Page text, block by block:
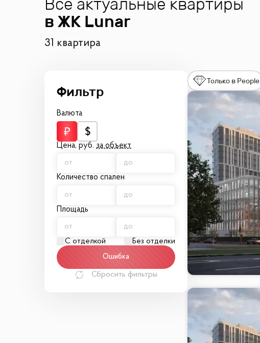
Все актуальные квартиры
в ЖК Lunar
31 квартира
Валюта
Цена, руб. за объект
Количество спален
Площадь
С отделкой Без отделки
Ошибка
Сбросить фильтры
Только в People